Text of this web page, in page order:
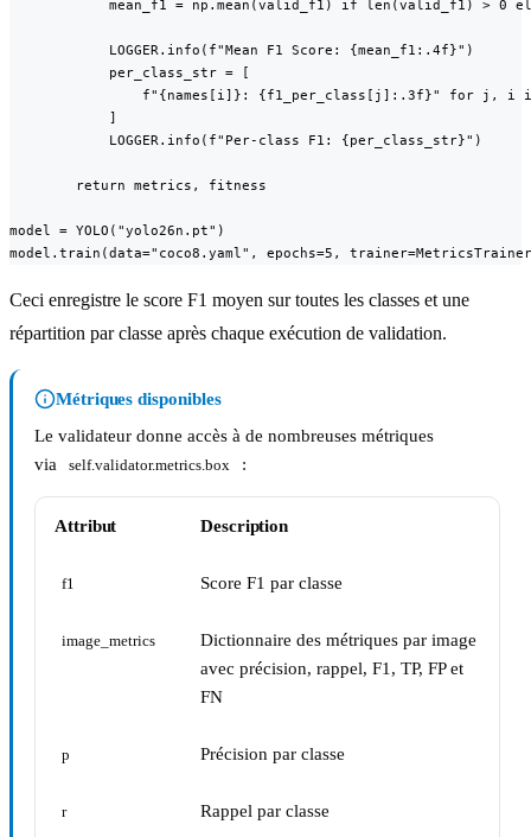
mean_f1 = np.mean(valid_f1) if len(valid_f1) > 0
            LOGGER.info(f"Mean F1 Score: {mean_f1:.4f}")
            per_class_str = [
f"{names[i]}: {f1_per_class[j]:.3f}" for j, i
            ]
            LOGGER.info(f"Per-class F1: {per_class_str}")
        return metrics, fitness
model = YOLO("yolo26n.pt")
model.train(data="coco8.yaml", epochs=5,
Ceci enregistre le score F1 moyen sur toutes les classes et une
répartition par classe après chaque exécution de validation.
Métriques disponibles
Le validateur donne accès à de nombreuses métriques
via
self.validator.metrics.box :
Attribut Description
f1 Score F1 par classe
image_metrics
Dictionnaire des métriques par image
avec précision, rappel, F1, TP, FP et
FN
p Précision par classe
r Rappel par classe